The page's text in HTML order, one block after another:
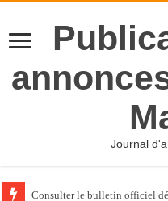
Journal
Consulter le bulletin officiel